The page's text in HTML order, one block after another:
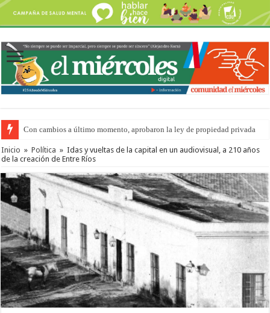
Con cambios a último momento, aprobaron la ley de propiedad privada
Inicio » Política » Idas y vueltas de la capital en un audiovisual, a 210 años
de la creación de Entre Ríos